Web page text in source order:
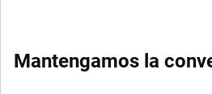
Mantengamos la